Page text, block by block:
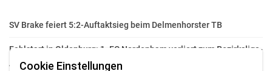
SV Brake feiert 5:2-Auftaktsieg beim Delmenhorster TB
Fehlstart in Oldenburg: 1. FC Nordenham verliert zum Bezirksliga-
Auftakt
Cookie Einstellungen